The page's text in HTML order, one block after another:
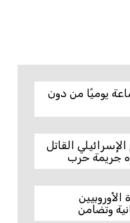
خمسة أشهر، عملتُ 14 ساعة يوميًا من دون
القاتل
جريمة حرب
وتضامن